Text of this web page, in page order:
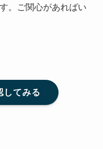
。ご関心があればい
してみる